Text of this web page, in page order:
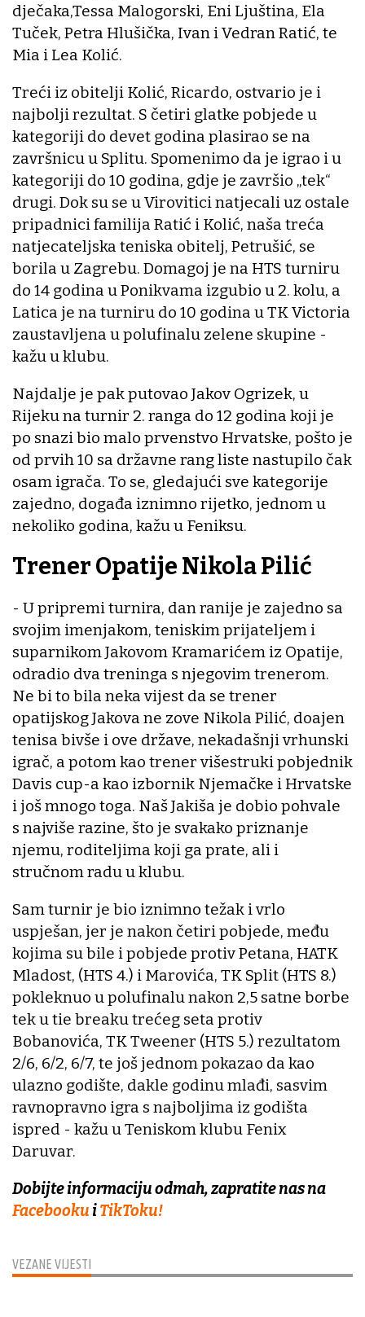
VEZANE VIJESTI
dječaka,Tessa Malogorski, Eni Ljuština, Ela
Tuček, Petra Hlušička, Ivan i Vedran Ratić, te
Mia i Lea Kolić.
Treći iz obitelji Kolić, Ricardo, ostvario je i
najbolji rezultat. S četiri glatke pobjede u
kategoriji do devet godina plasirao se na
završnicu u Splitu. Spomenimo da je igrao i u
kategoriji do 10 godina, gdje je završio „tek“
drugi. Dok su se u Virovitici natjecali uz ostale
pripadnici familija Ratić i Kolić, naša treća
natjecateljska teniska obitelj, Petrušić, se
borila u Zagrebu. Domagoj je na HTS turniru
do 14 godina u Ponikvama izgubio u 2. kolu, a
Latica je na turniru do 10 godina u TK Victoria
zaustavljena u polufinalu zelene skupine -
kažu u klubu.
Najdalje je pak putovao Jakov Ogrizek, u
Rijeku na turnir 2. ranga do 12 godina koji je
po snazi bio malo prvenstvo Hrvatske, pošto je
od prvih 10 sa državne rang liste nastupilo čak
osam igrača. To se, gledajući sve kategorije
zajedno, događa iznimno rijetko, jednom u
nekoliko godina, kažu u Feniksu.
Trener Opatije Nikola Pilić
- U pripremi turnira, dan ranije je zajedno sa
svojim imenjakom, teniskim prijateljem i
suparnikom Jakovom Kramarićem iz Opatije,
odradio dva treninga s njegovim trenerom.
Ne bi to bila neka vijest da se trener
opatijskog Jakova ne zove Nikola Pilić, doajen
tenisa bivše i ove države, nekadašnji vrhunski
igrač, a potom kao trener višestruki pobjednik
Davis cup-a kao izbornik Njemačke i Hrvatske
i još mnogo toga. Naš Jakiša je dobio pohvale
s najviše razine, što je svakako priznanje
njemu, roditeljima koji ga prate, ali i
stručnom radu u klubu.
Sam turnir je bio iznimno težak i vrlo
uspješan, jer je nakon četiri pobjede, među
kojima su bile i pobjede protiv Petana, HATK
Mladost, (HTS 4.) i Marovića, TK Split (HTS 8.)
pokleknuo u polufinalu nakon 2,5 satne borbe
tek u tie breaku trećeg seta protiv
Bobanovića, TK Tweener (HTS 5.) rezultatom
2/6, 6/2, 6/7, te još jednom pokazao da kao
ulazno godište, dakle godinu mlađi, sasvim
ravnopravno igra s najboljima iz godišta
ispred - kažu u Teniskom klubu Fenix
Daruvar.
Dobijte informaciju odmah, zapratite nas na
FacebookuiTikToku!